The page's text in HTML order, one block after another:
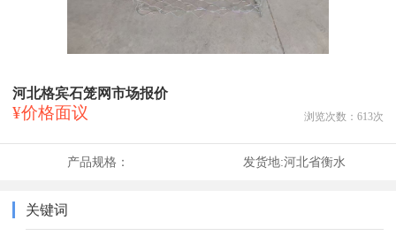
河北格宾石笼网市场报价
¥价格面议 浏览次数： 613次
产品规格： 发货地:河北省衡水
关键词